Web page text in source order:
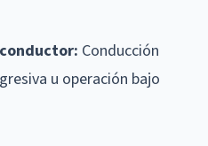
Conducción
u operación bajo